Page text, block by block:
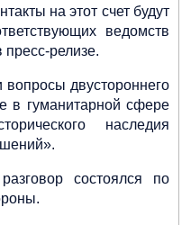
на этот счет будут
ведомств
релизе.
двустороннего
в гуманитарной сфере
наследия
состоялся по